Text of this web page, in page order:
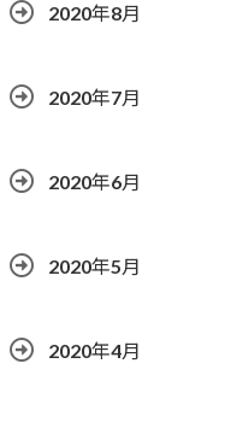
2020年8月
2020年7月
2020年6月
2020年5月
2020年4月